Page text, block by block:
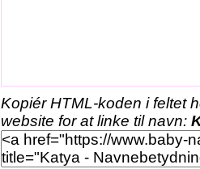
Kopiér HTML-koden i feltet
website for at linke til navn: